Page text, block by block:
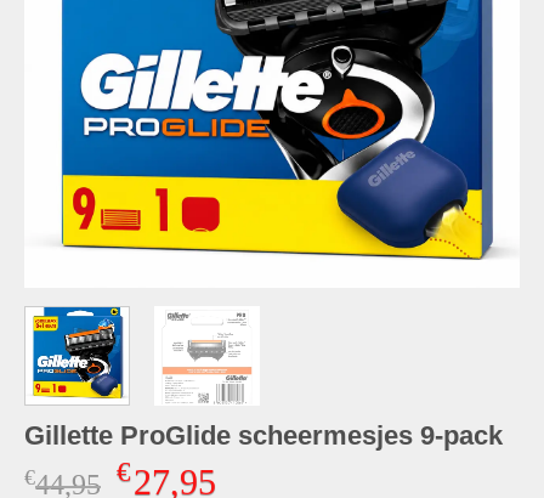
Gillette ProGlide scheermesjes 9-pack
€44,95 Oorspronkelijke
€27,95Huidige